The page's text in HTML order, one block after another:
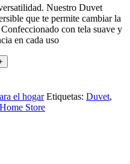
Nuestro Duvet
que te permite cambiar la
con tela suave y
en cada uso
el hogar Etiquetas: Duvet,
Store